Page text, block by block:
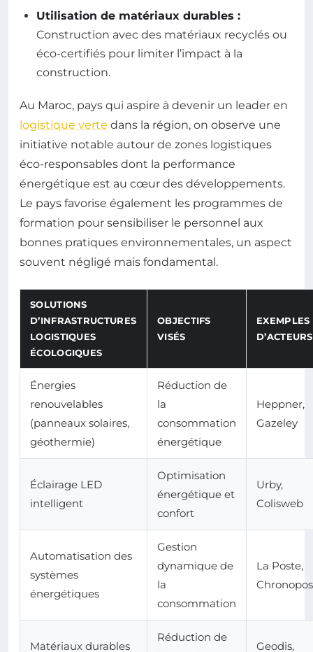
Utilisation de matériaux durables :
Construction avec des matériaux recyclés ou
éco-certifiés pour limiter l’impact à la
construction.
Au Maroc, pays qui aspire à devenir un leader en
logistique verte dans la région, on observe une
initiative notable autour de zones logistiques
éco-responsables dont la performance
énergétique est au cœur des développements.
Le pays favorise également les programmes de
formation pour sensibiliser le personnel aux
bonnes pratiques environnementales, un aspect
souvent négligé mais fondamental.
SOLUTIONS
D’INFRASTRUCTURES
LOGISTIQUES
ÉCOLOGIQUES
OBJECTIFS
VISÉS
EXEMPLES
D’ACTEURS
Énergies
renouvelables
(panneaux solaires,
géothermie)
Réduction de
la
consommation
énergétique
Heppner,
Gazeley
Éclairage LED
intelligent
Optimisation
énergétique et
confort
Urby,
Colisweb
Automatisation des
systèmes
énergétiques
Gestion
dynamique de
la
consommation
La Poste,
Matériaux durables
Réduction de
Geodis,